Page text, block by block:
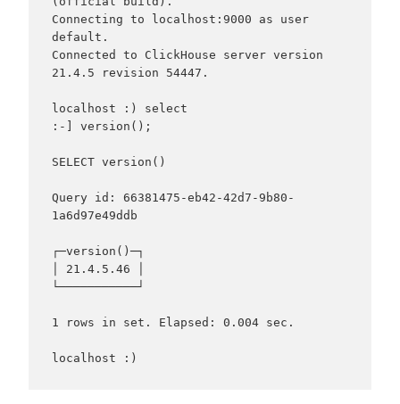
Connecting to localhost:9000 as user
default.
Connected to ClickHouse server version
21.4.5 revision 54447.
localhost :) select
:-] version();
SELECT version()
Query id: 66381475-eb42-42d7-9b80-
1a6d97e49ddb
┌─version()─┐
│ 21.4.5.46 │
└───────────┘
1 rows in set. Elapsed: 0.004 sec.